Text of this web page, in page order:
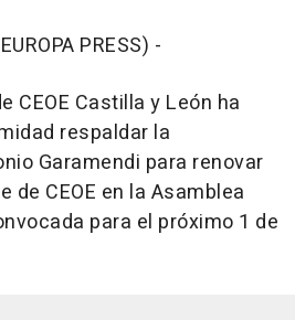
PRESS) -
CEOE Castilla y León ha
respaldar la
Garamendi para renovar
de CEOE en la Asamblea
para el próximo 1 de